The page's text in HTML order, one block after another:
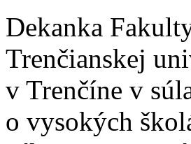
Dekanka
Trenčianskej
v Trenčíne v
o vysokých